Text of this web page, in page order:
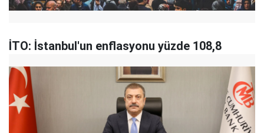
İTO: İstanbul'un enflasyonu yüzde 108,8